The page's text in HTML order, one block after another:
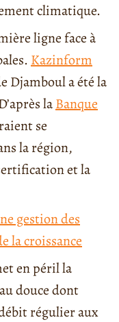
climatique.
ligne face à
Kazinform
Djamboul a été la
laBanque
se
la région,
et la
gestion des
la croissance
en péril la
douce dont
régulier aux